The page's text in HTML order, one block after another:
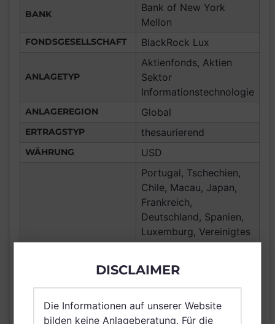
BANK
Bank of New York
Mellon
FONDSGESELLSCHAFT BlackRock Lux
ANLAGETYP
Aktienfonds, Aktien
Sektor
Informationstechnologie
ANLAGEREGION Global
ERTRAGSTYP thesaurierend
WÄHRUNG USD
VERTRIEBSZULASSUNG
Portugal, Tschechien,
Chile, Macau, Japan,
Frankreich,
Deutschland, Spanien,
Luxemburg, Vereinigtes
Königreich
Nordirland, Österreich,
Schweiz, Polen,
Finnland, Dänemark,
Hong Kong, Ungarn,
DISCLAIMER
Die Informationen auf unserer Website
bilden keine Anlageberatung. Für die